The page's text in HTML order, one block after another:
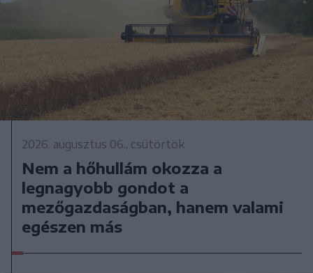
2026. augusztus 06., csütörtök
Nem a hőhullám okozza a
legnagyobb gondot a
mezőgazdaságban, hanem valami
egészen más